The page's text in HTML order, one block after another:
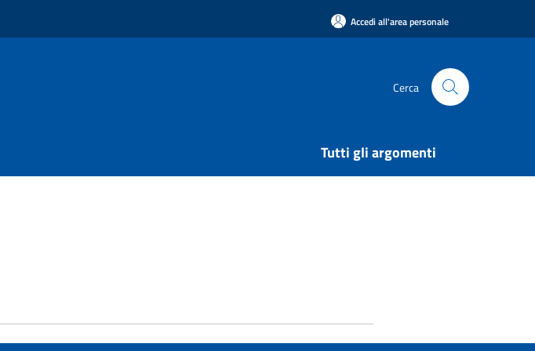
Accedi all'area personale
Cerca
Tutti gli argomenti